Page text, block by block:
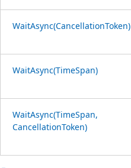
WaitAsync(CancellationToken)
WaitAsync(TimeSpan)
WaitAsync(TimeSpan,
CancellationToken)